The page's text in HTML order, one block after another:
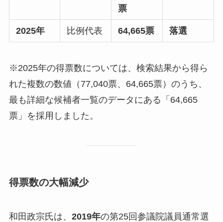
票
2025年 比例代表 64,665票 落選
※2025年の得票数については、検索結果から得ら
れた複数の数値（77,040票、64,665票）のうち、
最も詳細な候補者一覧のデータにある「64,665
票」を採用しました。
得票数の大幅減少
和田政宗氏は、 2019年の第25回参議院議員通常選